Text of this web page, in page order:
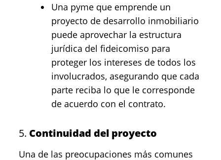
Una pyme que emprende un
proyecto de desarrollo inmobiliario
puede aprovechar la estructura
jurídica del fideicomiso para
proteger los intereses de todos los
involucrados, asegurando que cada
parte reciba lo que le corresponde
de acuerdo con el contrato.
5. Continuidad del proyecto
Una de las preocupaciones más comunes